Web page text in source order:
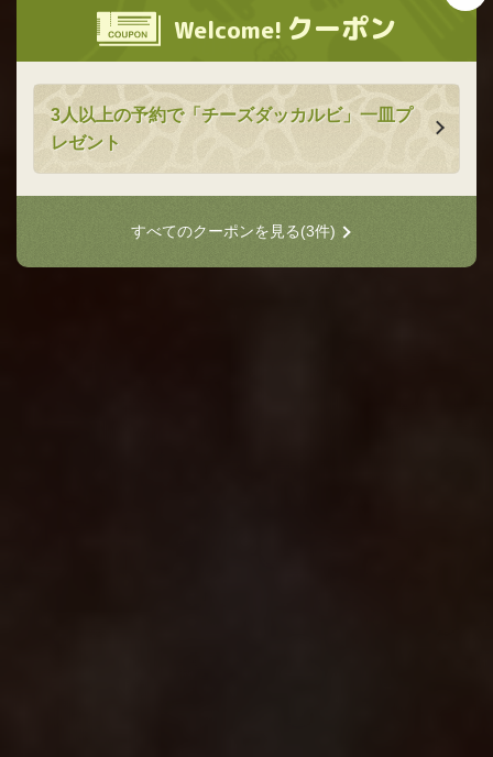
Welcome! クーポン
3人以上の予約で「チーズダッカルビ」一皿プ
レゼント
すべてのクーポンを見る(3件)
焼肉きらく
焼肉きらく
東京都府中市多磨町１-23-27
https://yakiniku-kiraku.owst.jp/
お店情報をコピー
閉じる